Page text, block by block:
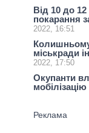
Від 10 до
покарання
2022, 16:51
міськради
2022, 17:50
Окупанти